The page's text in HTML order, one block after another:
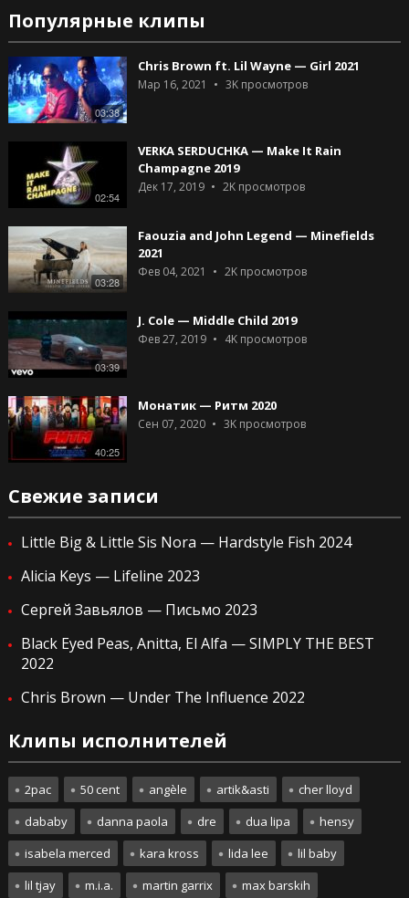
Популярные клипы
03:38
Chris Brown ft. Lil Wayne — Girl 2021
Мар 16, 2021 3Kпросмотров
02:54
VERKA SERDUCHKA — Make It Rain
Champagne 2019
Дек 17, 2019 2Kпросмотров
03:28
Faouzia and John Legend — Minefields
2021
Фев 04, 2021 2Kпросмотров
03:39
J. Cole — Middle Child 2019
Фев 27, 2019 4Kпросмотров
40:25
Монатик — Ритм 2020
Сен 07, 2020 3Kпросмотров
Свежие записи
Little Big & Little Sis Nora — Hardstyle Fish 2024
Alicia Keys — Lifeline 2023
Сергей Завьялов — Письмо 2023
Black Eyed Peas, Anitta, El Alfa — SIMPLY THE BEST
2022
Chris Brown — Under The Influence 2022
Клипы исполнителей
2pac 50 cent angèle artik&asti
cher lloyd
dababy
danna paola dre dua lipa
hensy
isabela merced
kara kross lida lee
lil baby
lil tjay
m.i.a. martin garrix max barskih